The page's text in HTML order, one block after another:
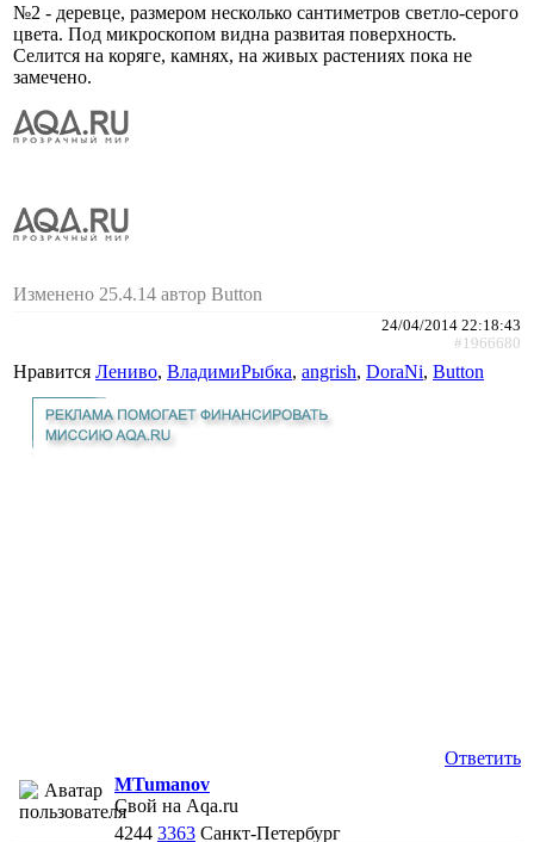
№2 - деревце, размером несколько сантиметров светло-серого
цвета. Под микроскопом видна развитая поверхность.
Селится на коряге, камнях, на живых растениях пока не
замечено.
Изменено 25.4.14 автор Button
24/04/2014 22:18:43
#1966680
Нравится Лениво, ВладимиРыбка, angrish, DoraNi, Button
Ответить
MTumanov
Свой на Aqa.ru
4244 3363 Санкт-Петербург